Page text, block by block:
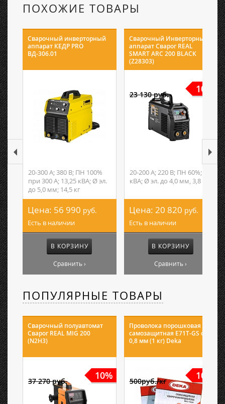
ПОХОЖИЕ ТОВАРЫ
Сварочный инверторный
аппарат КЕДР PRO
ВД-306.01
20-300 А; 380 В; ПН 100%
при 300 А; 13,25 кВА; Ø эл.
до 5,0 мм; 14,5 кг
Цена: 56 990 руб.
Есть в наличии
В КОРЗИНУ
Сравнить ›
Сварочный Инверторный
аппарат Сварог REAL
SMART ARC 200 BLACK
(Z28303)
10%
23 130 руб.
20-200 А; 220 В; ПН 60%; 7,1
кВА; Ø эл. до 4,0 мм, 3,8 кг
Цена: 20 820 руб.
Есть в наличии
В КОРЗИНУ
Сравнить ›
ПОПУЛЯРНЫЕ ТОВАРЫ
Сварочный полуавтомат
Сварог REAL MIG 200
(N2H3)
10%
37 270 руб.
Проволока порошковая
самозащитная E71T-GS ф
0,8 мм (1 кг) Deka
10%
500руб./кг